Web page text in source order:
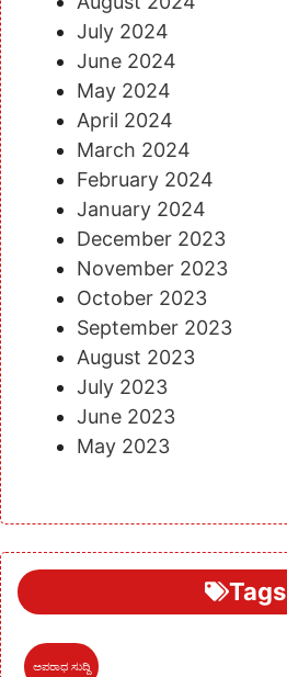
July 2024
June 2024
May 2024
April 2024
March 2024
February 2024
January 2024
December 2023
November 2023
October 2023
September 2023
August 2023
July 2023
June 2023
May 2023
Tags
ಅಪರಾಧ ಸುದ್ದಿ